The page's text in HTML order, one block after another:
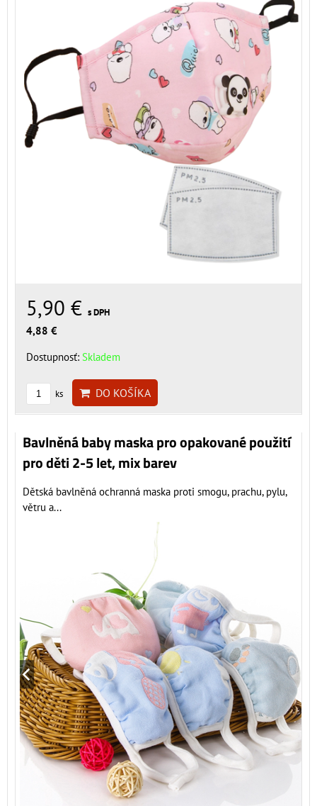
5,90 € s DPH
4,88 €
Dostupnosť: Skladem
ks DO KOŠÍKA
Bavlněná baby maska pro opakované použití
pro děti 2-5 let, mix barev
Dětská bavlněná ochranná maska proti smogu, prachu, pylu,
větru a...